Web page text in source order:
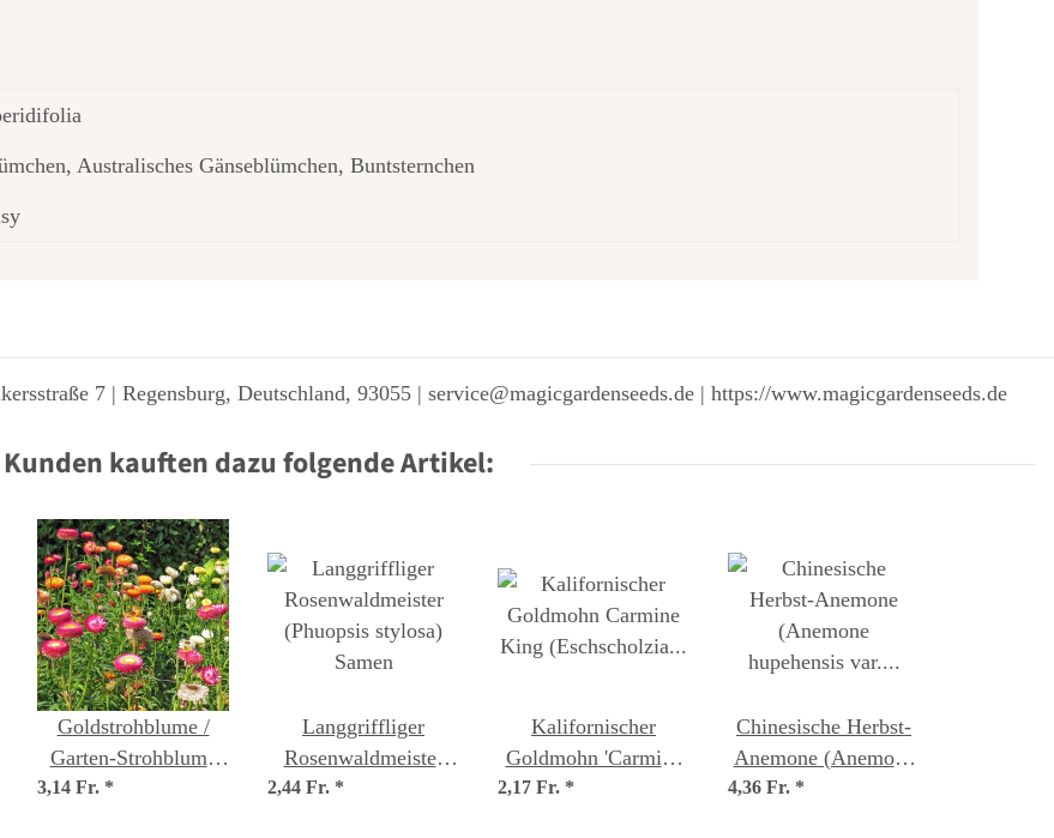
Australisches Gänseblümchen, Buntsternchen
7 | Regensburg, Deutschland, 93055 | service@magicgardenseeds.de | https://www.magicgardenseeds.de
Kunden kauften dazu folgende Artikel:
Goldstrohblume /
Garten-Strohblume
(Xerochrysum
3,14 Fr. *
Langgriffliger
Rosenwaldmeister
(Phuopsis stylosa)
2,44 Fr. *
Kalifornischer
Goldmohn 'Carmine
King' (Eschscholzia
2,17 Fr. *
Chinesische Herbst-
Anemone (Anemone
hupehensis var.
4,36 Fr. *